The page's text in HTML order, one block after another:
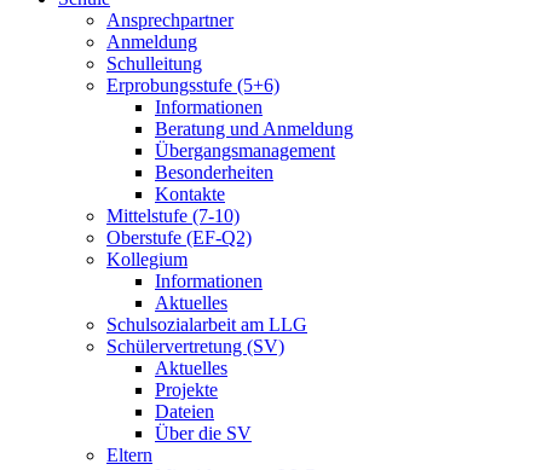
Ansprechpartner
Anmeldung
Schulleitung
Erprobungsstufe (5+6)
Informationen
Beratung und Anmeldung
Übergangsmanagement
Besonderheiten
Kontakte
Mittelstufe (7-10)
Oberstufe (EF-Q2)
Kollegium
Informationen
Aktuelles
Schulsozialarbeit am LLG
Schülervertretung (SV)
Aktuelles
Projekte
Dateien
Über die SV
Eltern